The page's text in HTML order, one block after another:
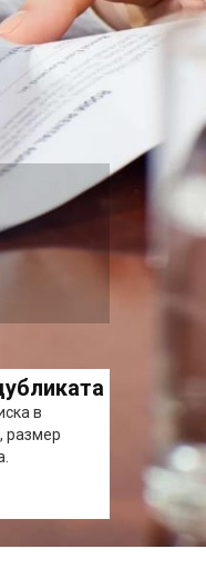
в
размер